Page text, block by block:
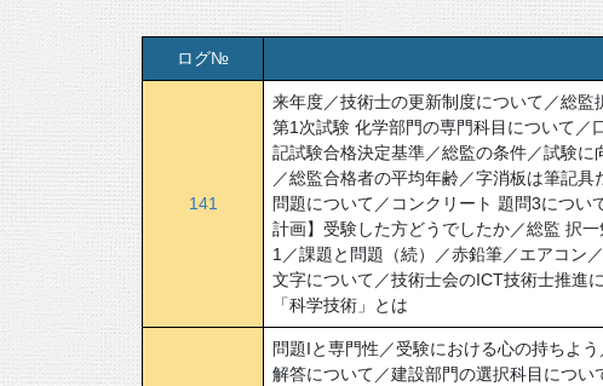
ログ№
141
来年度／技術士の更新制度について／総
第1次試験 化学部門の専門科目について／
記試験合格決定基準／総監の条件／試験
／総監合格者の平均年齢／字消板は筆記
問題について／コンクリート 題問3につ
計画】受験した方どうでしたか／総監 択
1／課題と問題（続）／赤鉛筆／エアコン
文字について／技術士会のICT技術士推
「科学技術」とは
問題Iと専門性／受験における心の持ちよ
解答について／建設部門の選択科目につ